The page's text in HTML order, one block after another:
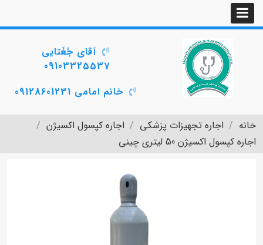
آقای جُغَتایی
09103325537
خانم امامی 09128601231
خانه اجاره تجهیزات پزشکی
اجاره کپسول اکسیژن
اجاره کپسول اکسیژن 50 لیتری چینی